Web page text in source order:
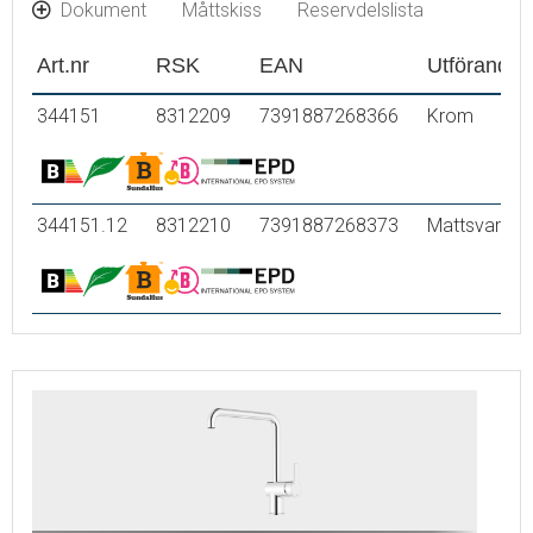
Dokument Måttskiss Reservdelslista
Art.nr RSK EAN Utförande
344151 8312209 7391887268366 Krom
344151.12 8312210 7391887268373 Mattsvart